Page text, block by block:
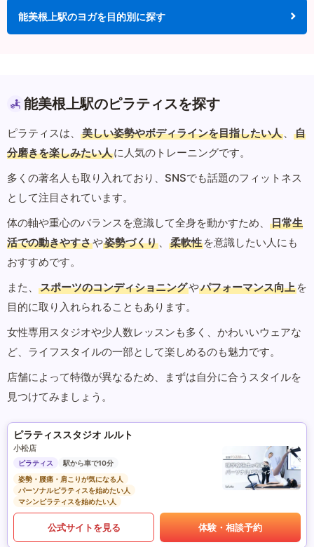
能美根上駅のヨガを目的別に探す
能美根上駅のピラティスを探す
ピラティスは、 美しい姿勢やボディラインを目指したい人 、
自
分磨きを楽しみたい人に人気のトレーニングです。
多くの著名人も取り入れており、SNSでも話題のフィットネス
として注目されています。
体の軸や重心のバランスを意識して全身を動かすため、
日常生
活での動きやすさや姿勢づくり 、 柔軟性 を意識したい人にも
おすすめです。
また、
スポーツのコンディショニングやパフォーマンス向上 を
目的に取り入れられることもあります。
女性専用スタジオや少人数レッスンも多く、かわいいウェアな
ど、ライフスタイルの一部として楽しめるのも魅力です。
店舗によって特徴が異なるため、まずは自分に合うスタイルを
見つけてみましょう。
ピラティススタジオ ルルト
小松店
ピラティス
駅から車で10分
姿勢・腰痛・肩こりが気になる人
パーソナルピラティスを始めたい人
マシンピラティスを始めたい人
公式サイトを見る 体験・相談予約